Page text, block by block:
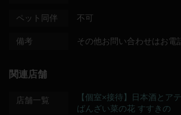
ペット同伴 不可
備考 その他お問い合わせはお電
関連店舗
店舗一覧
【個室×接待】日本酒とア
ばんざい菜の花 すすきの